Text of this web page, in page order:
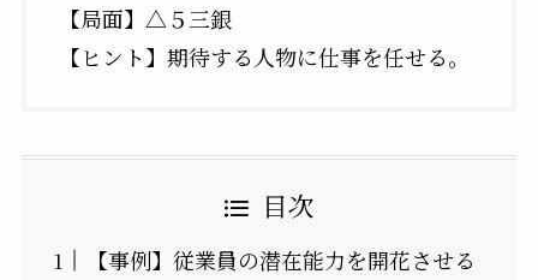
【局面】△５三銀
【ヒント】期待する人物に仕事を任せる。
目次
【事例】従業員の潜在能力を開花させる